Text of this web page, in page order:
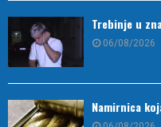
Trebinje u
06/08/2026
Namirnica